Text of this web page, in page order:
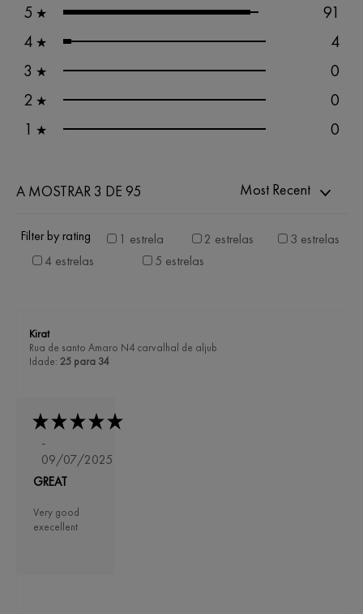
5 ★
91
4 ★
4
3 ★
0
2 ★
0
1 ★ 0
A MOSTRAR 3 DE 95 Most Recent
Filter by rating 1 estrela 2 estrelas
3 estrelas
4 estrelas
5 estrelas
Kirat
Rua de santo Amaro N4 carvalhal de aljub
Idade: 25 para 34
-
09/07/2025
GREAT
Very good
execellent